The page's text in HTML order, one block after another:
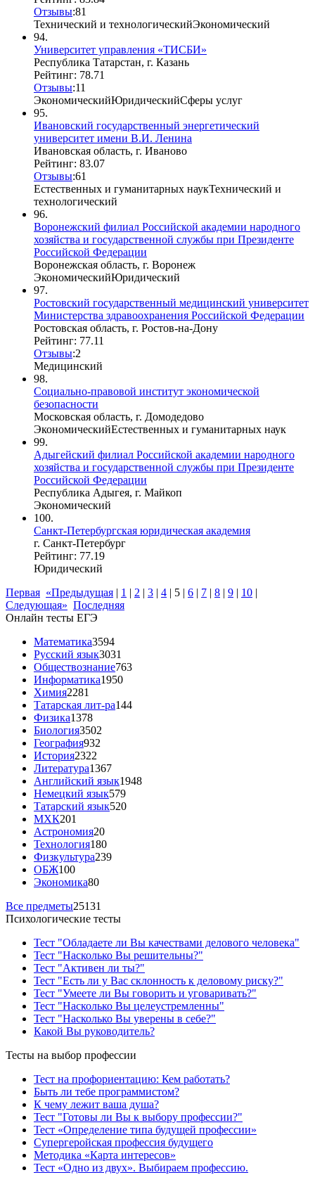
Отзывы:81
Технический и технологическийЭкономический
94.
Университет управления «ТИСБИ»
Республика Татарстан, г. Казань
Рейтинг: 78.71
Отзывы:11
ЭкономическийЮридическийСферы услуг
95.
Ивановский государственный энергетический
университет имени В.И. Ленина
Ивановская область, г. Иваново
Рейтинг: 83.07
Отзывы:61
Естественных и гуманитарных наукТехнический и
технологический
96.
Воронежский филиал Российской академии народного
хозяйства и государственной службы при Президенте
Российской Федерации
Воронежская область, г. Воронеж
ЭкономическийЮридический
97.
Ростовский государственный медицинский университет
Министерства здравоохранения Российской Федерации
Ростовская область, г. Ростов-на-Дону
Рейтинг: 77.11
Отзывы:2
Медицинский
98.
Социально-правовой институт экономической
безопасности
Московская область, г. Домодедово
ЭкономическийЕстественных и гуманитарных наук
99.
Адыгейский филиал Российской академии народного
хозяйства и государственной службы при Президенте
Российской Федерации
Республика Адыгея, г. Майкоп
Экономический
100.
Санкт-Петербургская юридическая академия
г. Санкт-Петербург
Рейтинг: 77.19
Юридический
Первая «Предыдущая | 1 | 2 | 3 | 4 | 5 | 6 | 7 | 8 | 9 | 10 |
Следующая» Последняя
Онлайн тесты ЕГЭ
Математика3594
Русский язык3031
Обществознание763
Информатика1950
Химия2281
Татарская лит-ра144
Физика1378
Биология3502
География932
История2322
Литература1367
Английский язык1948
Немецкий язык579
Татарский язык520
МХК201
Астрономия20
Технология180
Физкультура239
ОБЖ100
Экономика80
Все предметы25131
Психологические тесты
Тест "Обладаете ли Вы качествами делового человека"
Тест "Насколько Вы решительны?"
Тест "Активен ли ты?"
Тест "Есть ли у Вас склонность к деловому риску?"
Тест "Умеете ли Вы говорить и уговаривать?"
Тест "Насколько Вы целеустремленны"
Тест "Насколько Вы уверены в себе?"
Какой Вы руководитель?
Тесты на выбор профессии
Тест на профориентацию: Кем работать?
Быть ли тебе программистом?
К чему лежит ваша душа?
Тест "Готовы ли Вы к выбору профессии?"
Тест «Определение типа будущей профессии»
Супергеройская профессия будущего
Методика «Карта интересов»
Тест «Одно из двух». Выбираем профессию.